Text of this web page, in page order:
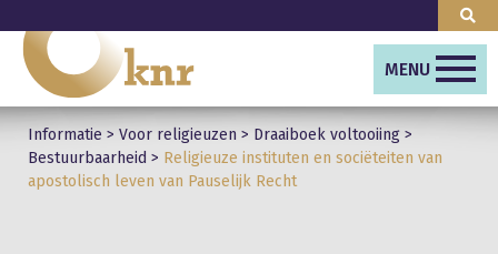
MENU
Informatie > Voor religieuzen > Draaiboek voltooiing >
Bestuurbaarheid > Religieuze instituten en sociëteiten van
apostolisch leven van Pauselijk Recht